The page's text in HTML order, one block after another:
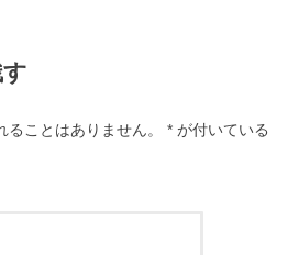
ることはありません。 * が付いている